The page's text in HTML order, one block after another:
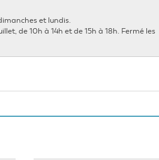
et lundis.
de 10h à 14h et de 15h à 18h. Fermé les